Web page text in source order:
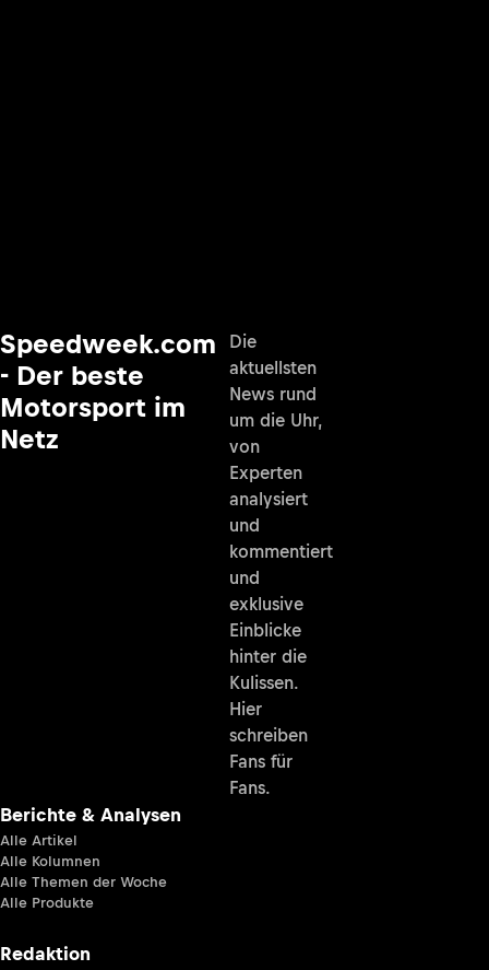
Speedweek.com
- Der beste
Motorsport im
Netz
Die
aktuellsten
News rund
um die Uhr,
von
Experten
analysiert
und
kommentiert
und
exklusive
Einblicke
hinter die
Kulissen.
Hier
schreiben
Fans für
Fans.
Berichte & Analysen
Alle Artikel
Alle Kolumnen
Alle Themen der Woche
Alle Produkte
Redaktion